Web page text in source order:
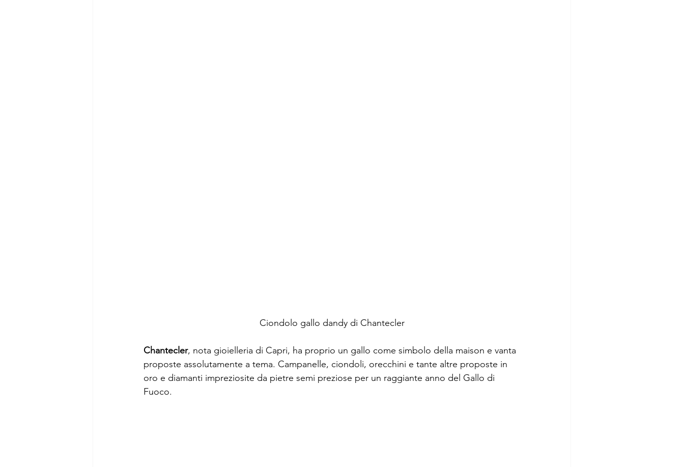
Ciondolo gallo dandy di Chantecler
Chantecler, nota gioielleria di Capri, ha proprio un gallo come simbolo della maison e vanta
proposte assolutamente a tema. Campanelle, ciondoli, orecchini e tante altre proposte in
oro e diamanti impreziosite da pietre semi preziose per un raggiante anno del Gallo di
Fuoco.